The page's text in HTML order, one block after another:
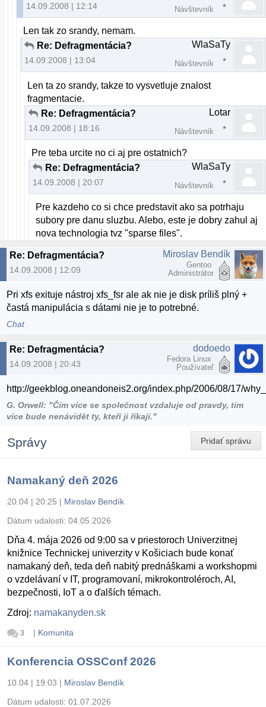
14.09.2008 | 12:14 Návštevník
Len tak zo srandy, nemam.
Re: Defragmentácia?
14.09.2008 | 13:04
WlaSaTy
Návštevník
Len ta zo srandy, takze to vysvetluje znalost
fragmentacie.
Re: Defragmentácia?
14.09.2008 | 18:16
Lotar
Návštevník
Pre teba urcite no ci aj pre ostatnich?
Re: Defragmentácia?
14.09.2008 | 20:07
WlaSaTy
Návštevník
Pre kazdeho co si chce predstavit ako sa potrhaju
subory pre danu sluzbu. Alebo, este je dobry zahul aj
nova technologia tvz "sparse files".
Re: Defragmentácia?
14.09.2008 | 12:09
Miroslav Bendík
Gentoo
Administrátor
Pri xfs exituje nástroj xfs_fsr ale ak nie je disk príliš plný +
častá manipulácia s dátami nie je to potrebné.
Chat
Re: Defragmentácia?
14.09.2008 | 20:43
dodoedo
Fedora Linux
Používateľ
http://geekblog.oneandoneis2.org/index.php/2006/08/17/
G. Orwell: "Čím více se společnost vzdaluje od pravdy, tím
více bude nenávidět ty, kteří ji říkají."
Pridať správu
Správy
Namakaný deň 2026
20.04 | 20:25 | Miroslav Bendík
Dátum udalosti: 04.05.2026
Dňa 4. mája 2026 od 9:00 sa v priestoroch Univerzitnej
knižnice Technickej univerzity v Košiciach bude konať
namakaný deň, teda deň nabitý prednáškami a workshopmi
o vzdelávaní v IT, programovaní, mikrokontroléroch, AI,
bezpečnosti, IoT a o ďalších témach.
Zdroj: namakanyden.sk
3 | Komunita
Konferencia OSSConf 2026
10.04 | 19:03 | Miroslav Bendík
Dátum udalosti: 01.07.2026